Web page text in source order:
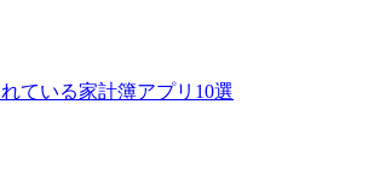
ている家計簿アプリ10選